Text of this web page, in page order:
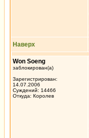
Наверх
Won Soeng
заблокирован(а)
Зарегистрирован:
14.07.2006
Суждений: 14466
Откуда: Королев